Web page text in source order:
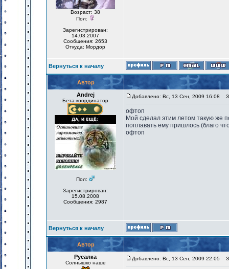
Возраст: 38
Пол:
Зарегистрирован:
14.03.2007
Сообщения: 2653
Откуда: Мордор
Вернуться к началу
Автор
Andrej
Бета-координатор
Пол:
Зарегистрирован:
15.08.2008
Сообщения: 2987
Добавлено: Вс, 13 Сен, 2009 16:08
офтоп
Мой сделал этим летом такую же
поплавать ему пришлось (благо
офтоп
Вернуться к началу
Автор
Русалка
Солнышко наше
Добавлено: Вс, 13 Сен, 2009 22:05